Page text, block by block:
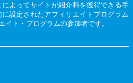
よってサイトが紹介料を獲得できる手
設定されたアフィリエイトプログラム
イト・プログラムの参加者です。